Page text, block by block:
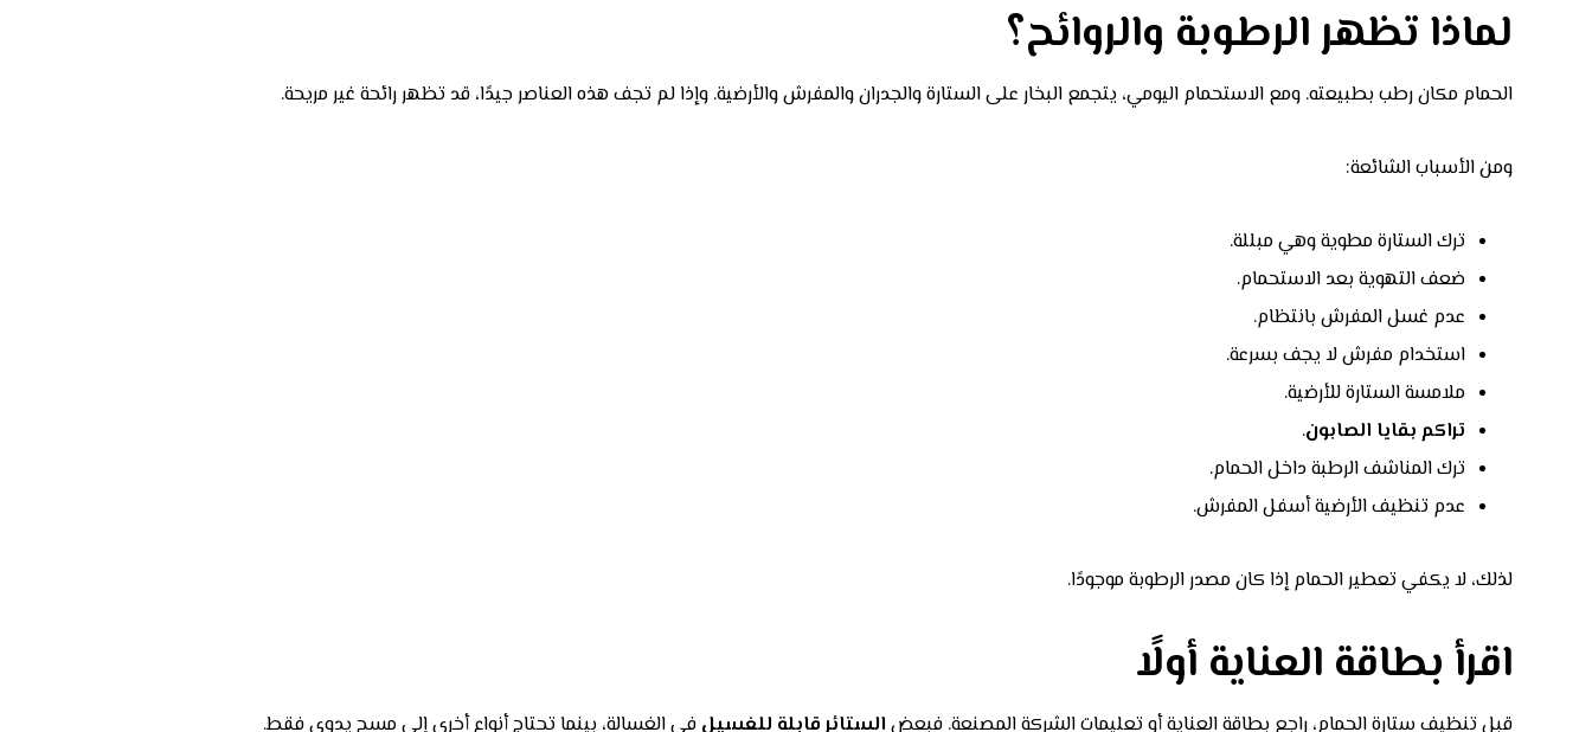
لماذا تظهر الرطوبة والروائح؟
الحمام مكان رطب بطبيعته. ومع الاستحمام اليومي، يتجمع البخار على الستارة والجدران والمفرش والأرضية. وإذا لم تجف هذه العناصر جيدًا، قد تظهر رائحة غير مريحة.
ومن الأسباب الشائعة:
ترك الستارة مطوية وهي مبللة.
ضعف التهوية بعد الاستحمام.
عدم غسل المفرش بانتظام.
استخدام مفرش لا يجف بسرعة.
ملامسة الستارة للأرضية.
تراكم بقايا الصابون.
ترك المناشف الرطبة داخل الحمام.
عدم تنظيف الأرضية أسفل المفرش.
لذلك، لا يكفي تعطير الحمام إذا كان مصدر الرطوبة موجودًا.
اقرأ بطاقة العناية أولًا
قبل تنظيف ستارة الحمام، راجع بطاقة العناية أو تعليمات الشركة المصنعة. فبعض الستائر قابلة للغسيل في الغسالة، بينما تحتاج أنواع أخرى إلى مسح يدوي فقط.